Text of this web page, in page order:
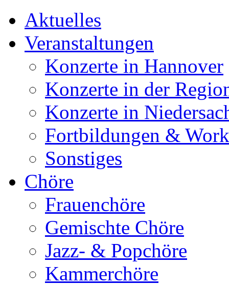
Aktuelles
Veranstaltungen
Konzerte in Hannover
Konzerte in der
Konzerte in
Fortbildungen &
Sonstiges
Chöre
Frauenchöre
Gemischte Chöre
Jazz- & Popchöre
Kammerchöre